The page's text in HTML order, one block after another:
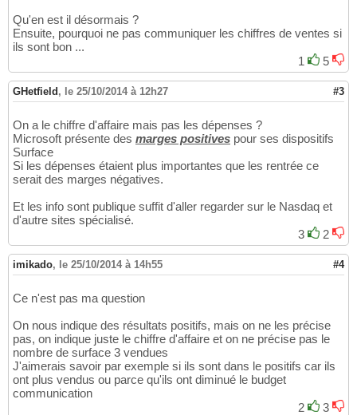
Qu'en est il désormais ?
Ensuite, pourquoi ne pas communiquer les chiffres de ventes si
ils sont bon ...
1
5
GHetfield , le 25/10/2014 à 12h27 #3
On a le chiffre d'affaire mais pas les dépenses ?
Microsoft présente des marges positives pour ses dispositifs
Surface
Si les dépenses étaient plus importantes que les rentrée ce
serait des marges négatives.
Et les info sont publique suffit d'aller regarder sur le Nasdaq et
d'autre sites spécialisé.
3
2
imikado, le 25/10/2014 à 14h55 #4
Ce n'est pas ma question
On nous indique des résultats positifs, mais on ne les précise
pas, on indique juste le chiffre d'affaire et on ne précise pas le
nombre de surface 3 vendues
J'aimerais savoir par exemple si ils sont dans le positifs car ils
ont plus vendus ou parce qu'ils ont diminué le budget
communication
2
3